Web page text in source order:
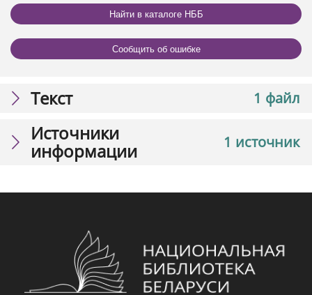
Найти в каталоге НББ
Сообщить об ошибке
1 файл
Текст
1 источник
Источники
информации